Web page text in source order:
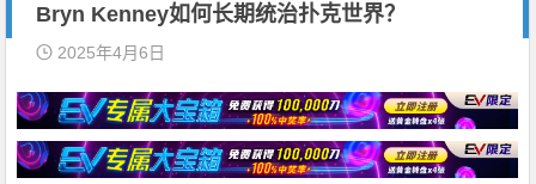
Bryn Kenney如何长期统治扑克世界？
2025年4月6日